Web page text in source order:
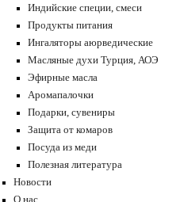
Индийские специи, смеси
Продукты питания
Ингаляторы аюрведические
Масляные духи Турция, АОЭ
Эфирные масла
Аромапалочки
Подарки, сувениры
Защита от комаров
Посуда из меди
Полезная литература
Новости
О нас